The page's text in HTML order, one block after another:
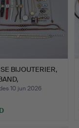
BIJOUTERIER,
10 jun 2026